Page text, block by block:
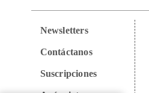
Newsletters
Contáctanos
Suscripciones